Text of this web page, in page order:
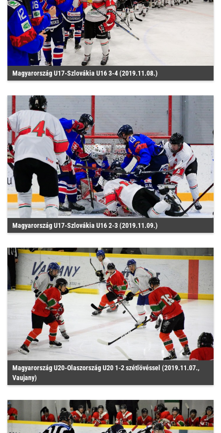
Magyarország U17-Szlovákia U16 3-4 (2019.11.08.)
Magyarország U17-Szlovákia U16 2-3 (2019.11.09.)
Magyarország U20-Olaszország U20 1-2 szétlövéssel (2019.11.07.,
Vaujany)